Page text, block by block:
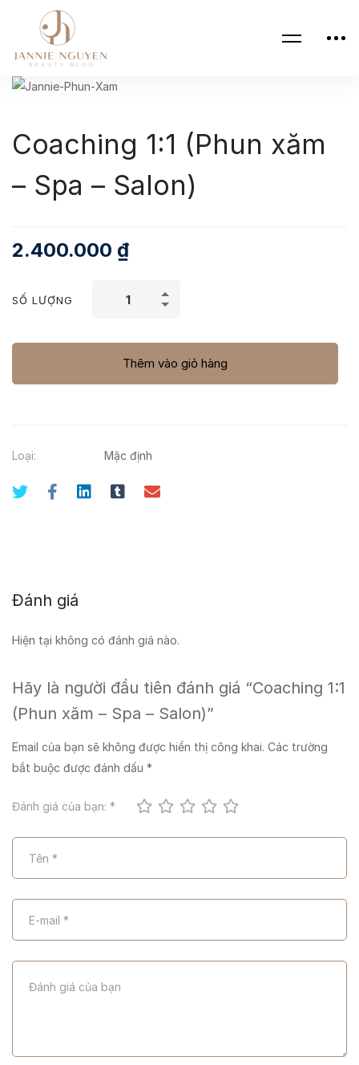
Coaching 1:1 (Phun xăm
– Spa – Salon)
2.400.000 ₫
SỐ LƯỢNG
Thêm vào giỏ hàng
Loại: Mặc định
Đánh giá
Hiện tại không có đánh giá nào.
Hãy là người đầu tiên đánh giá “Coaching 1:1
(Phun xăm – Spa – Salon)”
Email của bạn sẽ không được hiển thị công khai. Các trường
bắt buộc được đánh dấu *
Đánh giá của bạn: *